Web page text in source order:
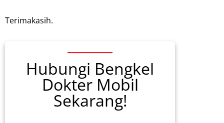
Terimakasih.
Hubungi Bengkel
Dokter Mobil
Sekarang!